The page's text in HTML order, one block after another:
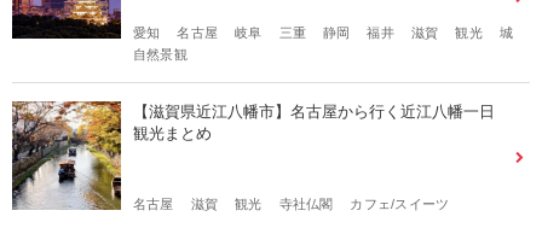
愛知 名古屋 岐阜 三重 静岡 福井 滋賀 観光
城
自然景観
【滋賀県近江八幡市】名古屋から行く近江八幡一日
観光まとめ
名古屋 滋賀 観光 寺社仏閣 カフェ/スイーツ